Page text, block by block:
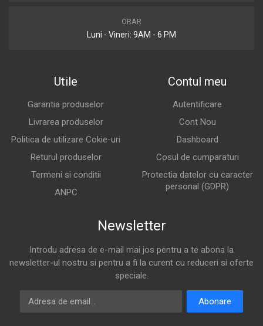
ORAR
Luni - Vineri: 9AM - 6 PM
Utile
Garantia produselor
Livrarea produselor
Politica de utilizare Cokie-uri
Returul produselor
Termeni si conditii
ANPC
Contul meu
Autentificare
Cont Nou
Dashboard
Cosul de cumparaturi
Protectia datelor cu caracter
personal (GDPR)
Newsletter
Introdu adresa de e-mail mai jos pentru a te abona la
newsletter-ul nostru si pentru a fi la curent cu reduceri si oferte
speciale.
Adresa de email
Abonare